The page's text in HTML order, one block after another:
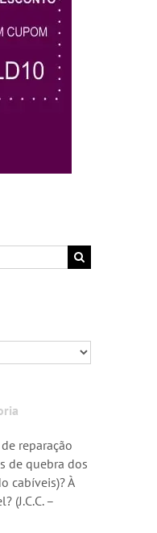
reparação
de quebra dos
cabíveis)? À
(J.C.C. –